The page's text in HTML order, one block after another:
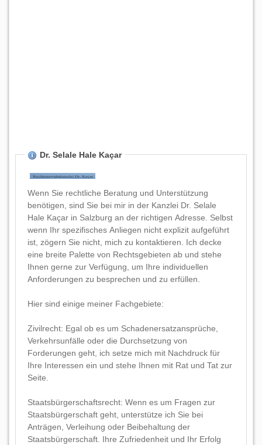
Dr. Selale Hale Kaçar
Wenn Sie rechtliche Beratung und Unterstützung
benötigen, sind Sie bei mir in der Kanzlei Dr. Selale
Hale Kaçar in Salzburg an der richtigen Adresse. Selbst
wenn Ihr spezifisches Anliegen nicht explizit aufgeführt
ist, zögern Sie nicht, mich zu kontaktieren. Ich decke
eine breite Palette von Rechtsgebieten ab und stehe
Ihnen gerne zur Verfügung, um Ihre individuellen
Anforderungen zu besprechen und zu erfüllen.
Hier sind einige meiner Fachgebiete:
Zivilrecht: Egal ob es um Schadenersatzansprüche,
Verkehrsunfälle oder die Durchsetzung von
Forderungen geht, ich setze mich mit Nachdruck für
Ihre Interessen ein und stehe Ihnen mit Rat und Tat zur
Seite.
Staatsbürgerschaftsrecht: Wenn es um Fragen zur
Staatsbürgerschaft geht, unterstütze ich Sie bei
Anträgen, Verleihung oder Beibehaltung der
Staatsbürgerschaft. Ihre Zufriedenheit und Ihr Erfolg